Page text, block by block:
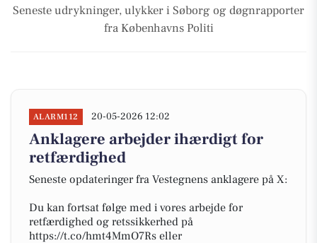
Seneste udrykninger, ulykker i Søborg og døgnrapporter
fra Københavns Politi
ALARM112 20-05-2026 12:02
Anklagere arbejder ihærdigt for
retfærdighed
Seneste opdateringer fra Vestegnens anklagere på X:
Du kan fortsat følge med i vores arbejde for
retfærdighed og retssikkerhed på
https://t.co/hmt4MmO7Rs eller